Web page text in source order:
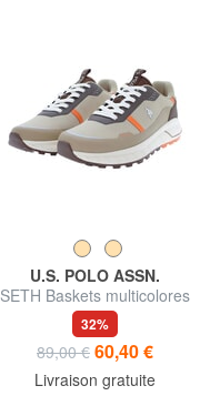
U.S. POLO ASSN.
SETH Baskets multicolores
32%
89,00 € 60,40 €
Livraison gratuite